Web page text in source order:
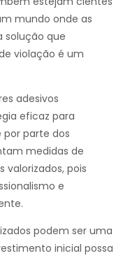
mundo onde as
solução que
violação é um
adesivos
eficaz para
parte dos
medidas de
valorizados, pois
e
podem ser uma
inicial possa